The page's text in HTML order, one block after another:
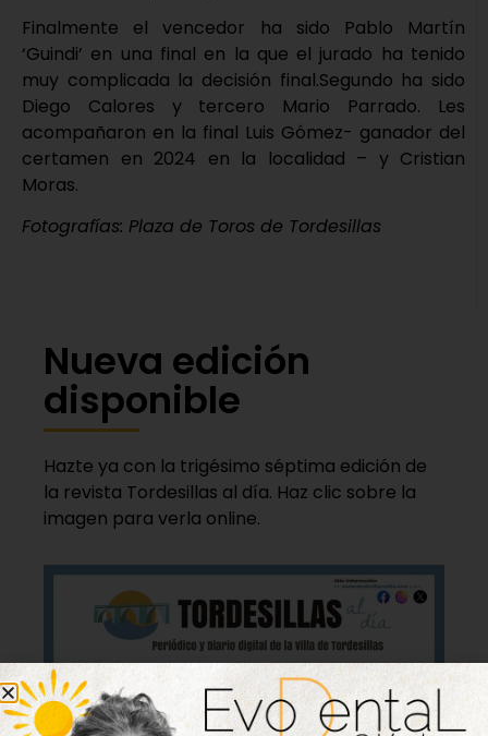
Finalmente el vencedor ha sido Pablo Martín
‘Guindi’ en una final en la que el jurado ha tenido
muy complicada la decisión final.Segundo ha sido
Diego Calores y tercero Mario Parrado. Les
acompañaron en la final Luis Gómez- ganador del
certamen en 2024 en la localidad – y Cristian
Moras.
Fotografías: Plaza de Toros de Tordesillas
Nueva edición
disponible
Hazte ya con la trigésimo séptima edición de
la revista Tordesillas al día. Haz clic sobre la
imagen para verla online.